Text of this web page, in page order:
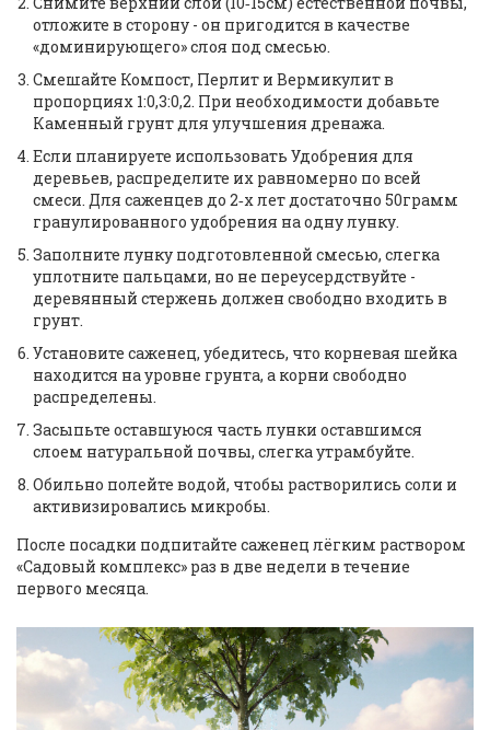
отложите в сторону - он пригодится в качестве
«доминирующего» слоя под смесью.
Смешайте Компост, Перлит и Вермикулитв
пропорциях 1:0,3:0,2. При необходимости добавьте
Каменный грунтдля улучшения дренажа.
Если планируете использовать Удобрения для
деревьев, распределите их равномерно по всей
смеси. Для саженцев до 2‑х лет достаточно 50грамм
гранулированного удобрения на одну лунку.
Заполните лунку подготовленной смесью, слегка
уплотните пальцами, но не переусердствуйте -
деревянный стержень должен свободно входить в
грунт.
Установите саженец, убедитесь, что корневая шейка
находится на уровне грунта, а корни свободно
распределены.
Засыпьте оставшуюся часть лунки оставшимся
слоем натуральной почвы, слегка утрамбуйте.
Обильно полейте водой, чтобы растворились соли и
активизировались микробы.
После посадки подпитайте саженец лёгким раствором
«Садовый комплекс» раз в две недели в течение
первого месяца.